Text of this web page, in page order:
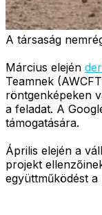
A társaság
Március elején
Teamnek
röntgenképeken
a feladat. A
támogatására.
Április elején a
projekt
együttműködést